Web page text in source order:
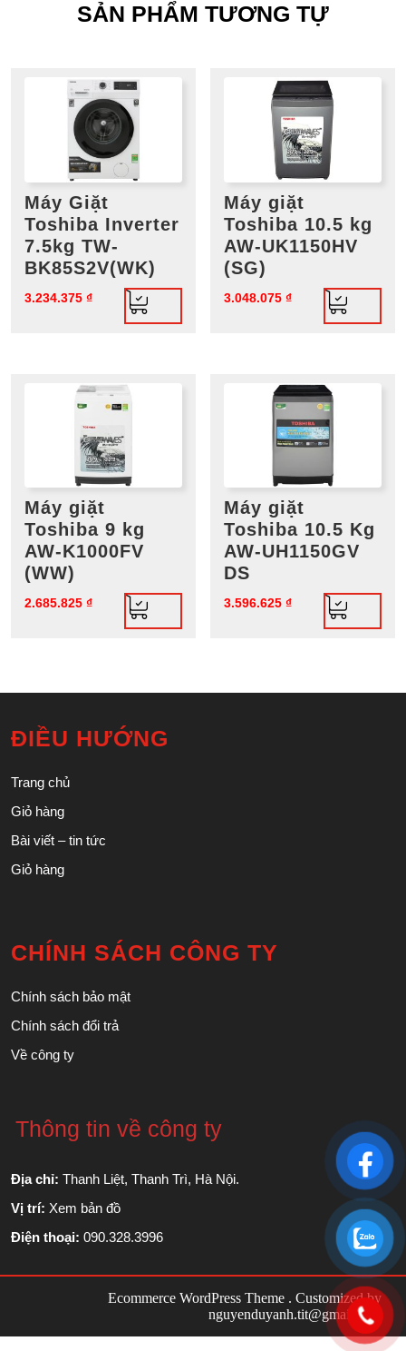
SẢN PHẨM TƯƠNG TỰ
Máy Giặt
Toshiba Inverter
7.5kg TW-
BK85S2V(WK)
3.234.375 ₫
Máy giặt
Toshiba 10.5 kg
AW-UK1150HV
(SG)
3.048.075₫
Máy giặt
Toshiba 9 kg
AW-K1000FV
(WW)
2.685.825 ₫
Máy giặt
Toshiba 10.5 Kg
AW-UH1150GV
DS
3.596.625₫
ĐIỀU HƯỚNG
Trang chủ
Giỏ hàng
Bài viết – tin tức
Giỏ hàng
CHÍNH SÁCH CÔNG TY
Chính sách bảo mật
Chính sách đổi trả
Về công ty
Thông tin về công ty
Địa chỉ: Thanh Liệt, Thanh Trì, Hà Nội.
Vị trí: Xem bản đồ
Điện thoại: 090.328.3996
Ecommerce WordPress Theme . Customized by
nguyenduyanh.tit@gmail.com